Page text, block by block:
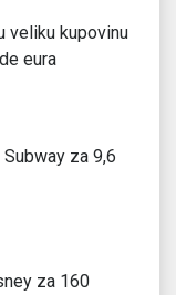
veliku kupovinu
eura
za 9,6
za 160